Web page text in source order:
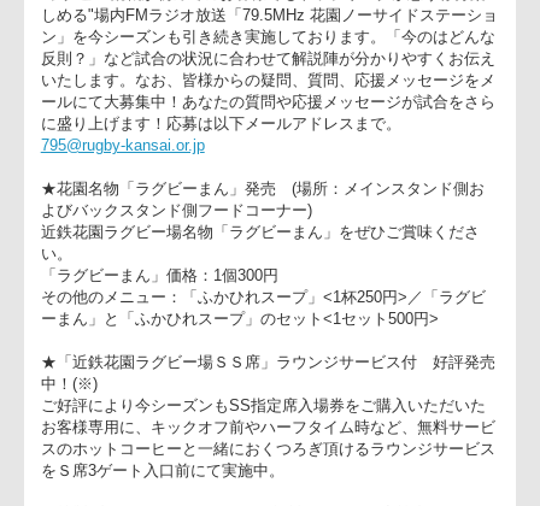
日本代表戦前売りチケットについては、こちらをご覧ください
★ラジオを持って行こう！「79.5ＭＨｚ 花園ノーサイドステ
ション」
"ラグビー観戦が初めてのお客様でもトップリーグが思う存分楽
しめる"場内FMラジオ放送「79.5MHz 花園ノーサイドステーシ
ン」を今シーズンも引き続き実施しております。「今のはどん
反則？」など試合の状況に合わせて解説陣が分かりやすくお伝
いたします。なお、皆様からの疑問、質問、応援メッセージを
ールにて大募集中！あなたの質問や応援メッセージが試合をさ
に盛り上げます！応募は以下メールアドレスまで。
795@rugby-kansai.or.jp
★花園名物「ラグビーまん」発売 (場所：メインスタンド側お
近鉄花園ラグビー場名物「ラグビーまん」をぜひご賞味くださ
い。
「ラグビーまん」価格：1個300円
その他のメニュー：「ふかひれスープ」<1杯250円>／「ラグビ
ーまん」と「ふかひれスープ」のセット<1セット500円>